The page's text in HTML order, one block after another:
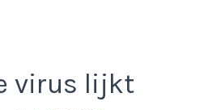
virus lijkt